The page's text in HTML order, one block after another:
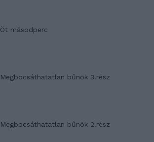
Öt másodperc
Megbocsáthatatlan bűnök 3.rész
Megbocsáthatatlan bűnök 2.rész